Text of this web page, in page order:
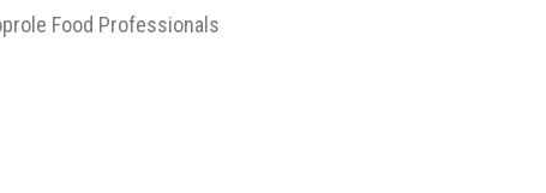
Food Professionals